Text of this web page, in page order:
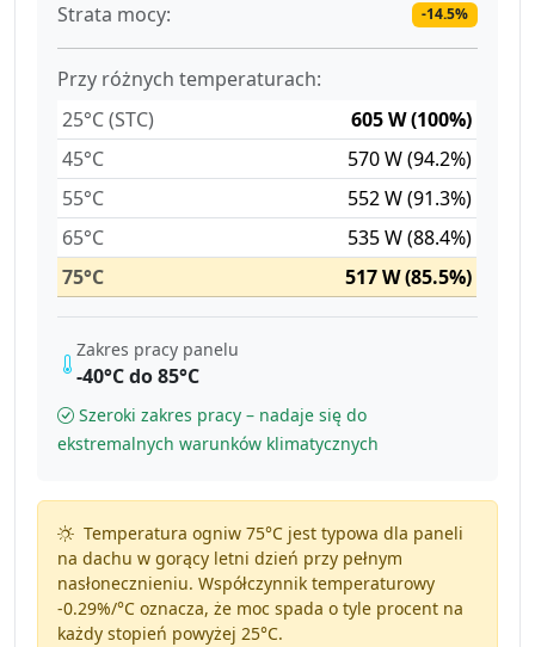
Strata mocy: -14.5%
Przy różnych temperaturach:
25°C (STC)
605 W (100%)
45°C
570 W (94.2%)
55°C
552 W (91.3%)
65°C
535 W (88.4%)
75°C
517 W (85.5%)
Zakres pracy panelu
-40°C do 85°C
Szeroki zakres pracy – nadaje się do
ekstremalnych warunków klimatycznych
Temperatura ogniw 75°C jest typowa dla paneli
na dachu w gorący letni dzień przy pełnym
nasłonecznieniu. Współczynnik temperaturowy
-0.29%/°Coznacza, że moc spada o tyle procent na
każdy stopień powyżej 25°C.